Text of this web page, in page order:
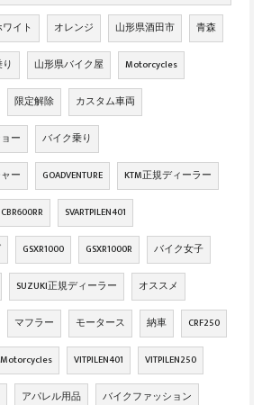
イト オレンジ 山形県酒田市 青森
山形県バイク屋 Motorcycles
限定解除 カスタム車両
ー バイク乗り
ー GOADVENTURE KTM正規ディーラー
CBR600RR SVARTPILEN401
GSXR1000 GSXR1000R バイク女子
SUZUKI正規ディーラー オススメ
マフラー モータース 納車 CRF250
VITPILEN401 VITPILEN250
アパレル用品 バイクファッション